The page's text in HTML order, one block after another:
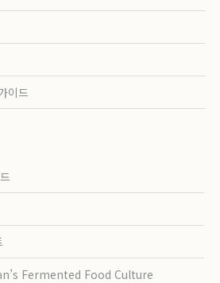
이드
Fermented Food Culture